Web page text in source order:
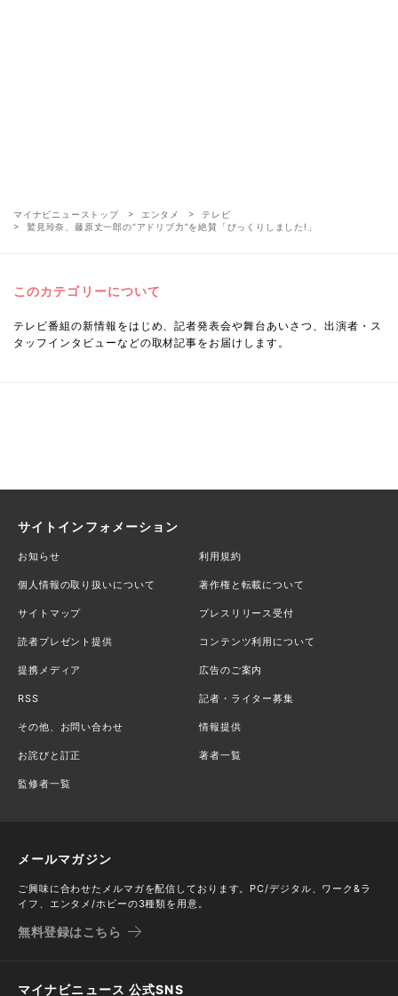
マイナビニューストップ エンタメ
テレビ
鷲見玲奈、藤原丈一郎の“アドリブ力”を絶賛「びっくりしました!」
このカテゴリーについて
テレビ番組の新情報をはじめ、記者発表会や舞台あいさつ、出演者・ス
タッフインタビューなどの取材記事をお届けします。
サイトインフォメーション
お知らせ 利用規約
個人情報の取り扱いについて 著作権と転載について
サイトマップ プレスリリース受付
読者プレゼント提供 コンテンツ利用について
提携メディア 広告のご案内
RSS 記者・ライター募集
その他、お問い合わせ 情報提供
お詫びと訂正 著者一覧
監修者一覧
メールマガジン
ご興味に合わせたメルマガを配信しております。PC/デジタル、ワーク&ラ
イフ、エンタメ/ホビーの3種類を用意。
無料登録はこちら
マイナビニュース 公式SNS